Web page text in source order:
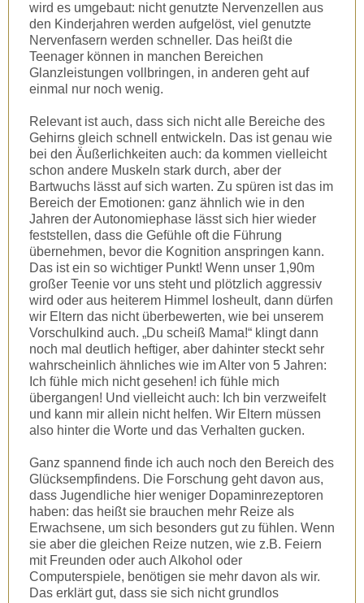
wird es umgebaut: nicht genutzte Nervenzellen aus
den Kinderjahren werden aufgelöst, viel genutzte
Nervenfasern werden schneller. Das heißt die
Teenager können in manchen Bereichen
Glanzleistungen vollbringen, in anderen geht auf
einmal nur noch wenig.
Relevant ist auch, dass sich nicht alle Bereiche des
Gehirns gleich schnell entwickeln. Das ist genau wie
bei den Äußerlichkeiten auch: da kommen vielleicht
schon andere Muskeln stark durch, aber der
Bartwuchs lässt auf sich warten. Zu spüren ist das im
Bereich der Emotionen: ganz ähnlich wie in den
Jahren der Autonomiephase lässt sich hier wieder
feststellen, dass die Gefühle oft die Führung
übernehmen, bevor die Kognition anspringen kann.
Das ist ein so wichtiger Punkt! Wenn unser 1,90m
großer Teenie vor uns steht und plötzlich aggressiv
wird oder aus heiterem Himmel losheult, dann dürfen
wir Eltern das nicht überbewerten, wie bei unserem
Vorschulkind auch. „Du scheiß Mama!“ klingt dann
noch mal deutlich heftiger, aber dahinter steckt sehr
wahrscheinlich ähnliches wie im Alter von 5 Jahren:
Ich fühle mich nicht gesehen! ich fühle mich
übergangen! Und vielleicht auch: Ich bin verzweifelt
und kann mir allein nicht helfen. Wir Eltern müssen
also hinter die Worte und das Verhalten gucken.
Ganz spannend finde ich auch noch den Bereich des
Glücksempfindens. Die Forschung geht davon aus,
dass Jugendliche hier weniger Dopaminrezeptoren
haben: das heißt sie brauchen mehr Reize als
Erwachsene, um sich besonders gut zu fühlen. Wenn
sie aber die gleichen Reize nutzen, wie z.B. Feiern
mit Freunden oder auch Alkohol oder
Computerspiele, benötigen sie mehr davon als wir.
Das erklärt gut, dass sie sich nicht grundlos